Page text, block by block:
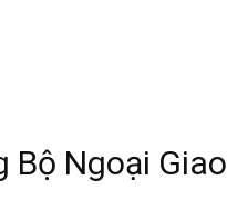
Bộ Ngoại Giao